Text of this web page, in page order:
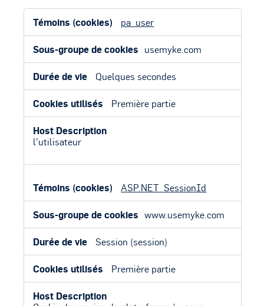
strictement
nécessaires
pa_user
usemyke.com
Quelques secondes
Première partie
l’utilisateur
ASP.NET_SessionId
www.usemyke.com
Session (session)
Première partie